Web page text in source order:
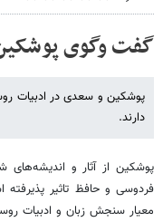
گفت وگوی
پوشکین و سعدی در ادبیات
دارند.
پوشکین از آثار و
فردوسی و حافظ تاثیر
معیار سنجش زبان و ادبیات